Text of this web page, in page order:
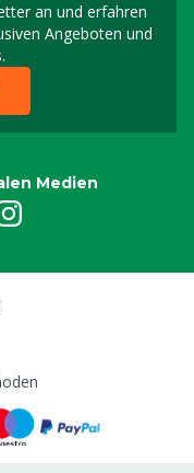
an und erfahren
Angeboten und
Sie sich für
Medien